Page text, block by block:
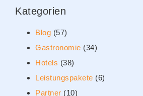
Kategorien
Blog (57)
Gastronomie (34)
Hotels (38)
Leistungspakete (6)
Partner (10)